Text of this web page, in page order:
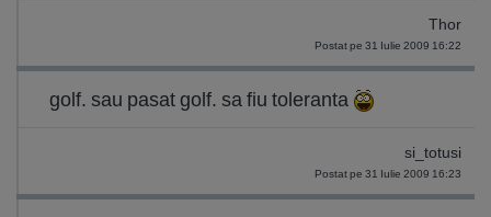
Thor
Postat pe 31 Iulie 2009 16:22
golf. sau pasat golf. sa fiu toleranta
si_totusi
Postat pe 31 Iulie 2009 16:23